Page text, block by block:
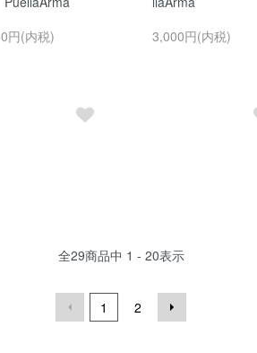
円(内税)
3,000円(内税)
全29商品中 1 - 20表示
1 2